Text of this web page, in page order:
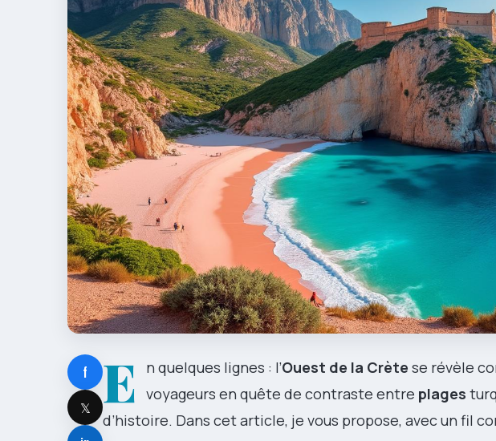
f
𝕏
E n quelques lignes : l’Ouest de la Crète se révèle
voyageurs en quête de contraste entre plages
d’histoire. Dans cet article, je vous propose, avec un fil